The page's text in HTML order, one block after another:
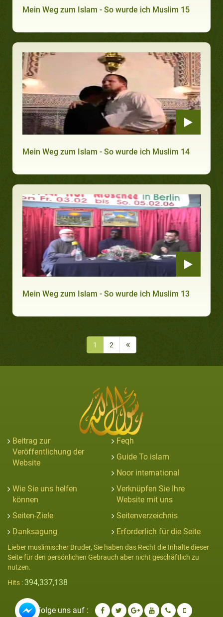
Mein Weg zum Islam - So wurde ich Muslim 15
Mein Weg zum Islam - So wurde ich Muslim 14
Mein Weg zum Islam - So wurde ich Muslim 13
1 2
Beitrag zur
Veröffentlichung der
Website
Feqh
Guide To islam
Noor international
Wie Sie uns helfen
können
Verknüpfen Sie Ihre
Website mit uns
Seiten-Ziele
Seitenverzeichnis
Danksagung
Erforderlich für die Seite
Lieber muslimischer Bruder, Sie haben das Recht die Inhalte dieser
Seite für den persönlichen Gebrauch aber nicht geschäftlich zu
nutzen.
Hits : 394,337,138
Folge uns auf :